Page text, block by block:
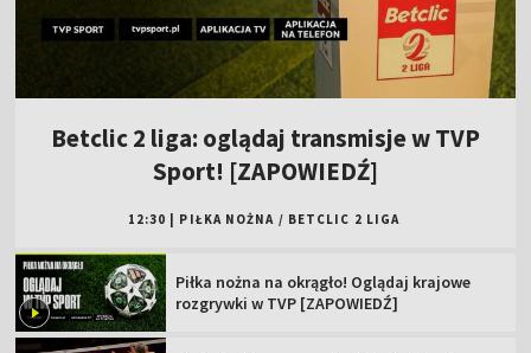
Betclic 2 liga: oglądaj transmisje w TVP
Sport! [ZAPOWIEDŹ]
12:30 PIŁKA NOŻNA / BETCLIC 2 LIGA
Piłka nożna na okrągło! Oglądaj krajowe
rozgrywki w TVP [ZAPOWIEDŹ]